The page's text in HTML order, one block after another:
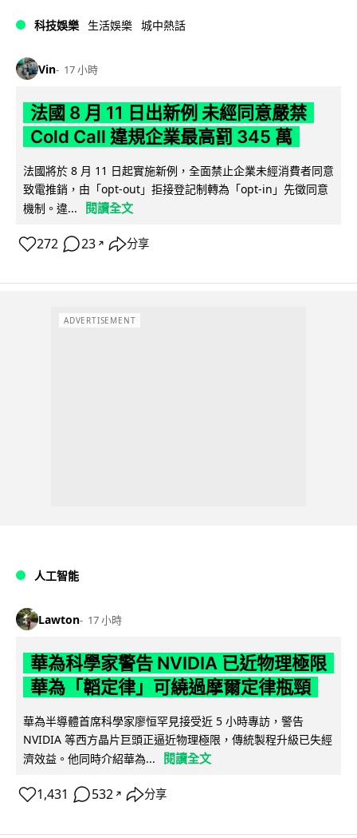
科技娛樂 生活娛樂 城中熱話
Vin 17 小時
法國 8 月 11 日出新例 未經同意嚴禁
Cold Call 違規企業最高罰 345 萬
法國將於 8 月 11 日起實施新例，全面禁止企業未經消費者同意
致電推銷，由「opt-out」拒接登記制轉為「opt-in」先徵同意
機制。違...
閱讀全文
272 23 ↗ 分享
ADVERTISEMENT
人工智能
Lawton 17 小時
華為科學家警告 NVIDIA 已近物理極限
華為「韜定律」可繞過摩爾定律瓶頸
華為半導體首席科學家廖恒罕見接受近 5 小時專訪，警告
NVIDIA 等西方晶片巨頭正逼近物理極限，傳統製程升級已失經
濟效益。他同時介紹華為...
閱讀全文
1,431 532 ↗ 分享